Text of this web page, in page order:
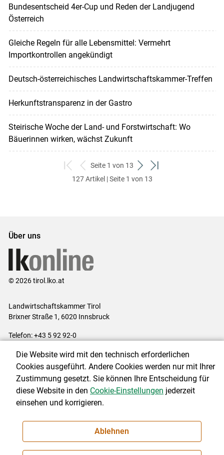
Bundesentscheid 4er-Cup und Reden der Landjugend
Österreich
Gleiche Regeln für alle Lebensmittel: Vermehrt
Importkontrollen angekündigt
Deutsch-österreichisches Landwirtschaftskammer-Treffen
Herkunftstransparenz in der Gastro
Steirische Woche der Land- und Forstwirtschaft: Wo
Bäuerinnen wirken, wächst Zukunft
zum
ersten
zurück
zum
Seite 1 von 13
weiter
zum
zum
127 Artikel | Seite 1 von 13
Über uns
© 2026 tirol.lko.at
Landwirtschaftskammer Tirol
Brixner Straße 1, 6020 Innsbruck
Telefon: +43 5 92 92-0
Impressum|Kontakt|Datenschutzerklärung|Barrierefreiheit|
Cookie-Einstellungen
NEWSLETTER
Die Website wird mit den technisch erforderlichen
Cookies ausgeführt. Andere Cookies werden nur mit Ihrer
Zustimmung gesetzt. Sie können Ihre Entscheidung für
diese Website in den Cookie-Einstellungen jederzeit
einsehen und korrigieren.
Ablehnen